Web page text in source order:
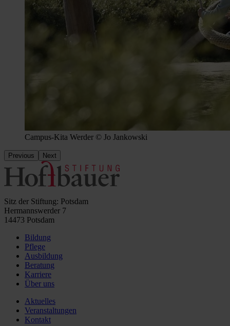
Campus-Kita Werder © Jo Jankowski
Previous Next
Sitz der Stiftung: Potsdam
Hermannswerder 7
14473 Potsdam
Bildung
Pflege
Ausbildung
Beratung
Karriere
Über uns
Aktuelles
Veranstaltungen
Kontakt